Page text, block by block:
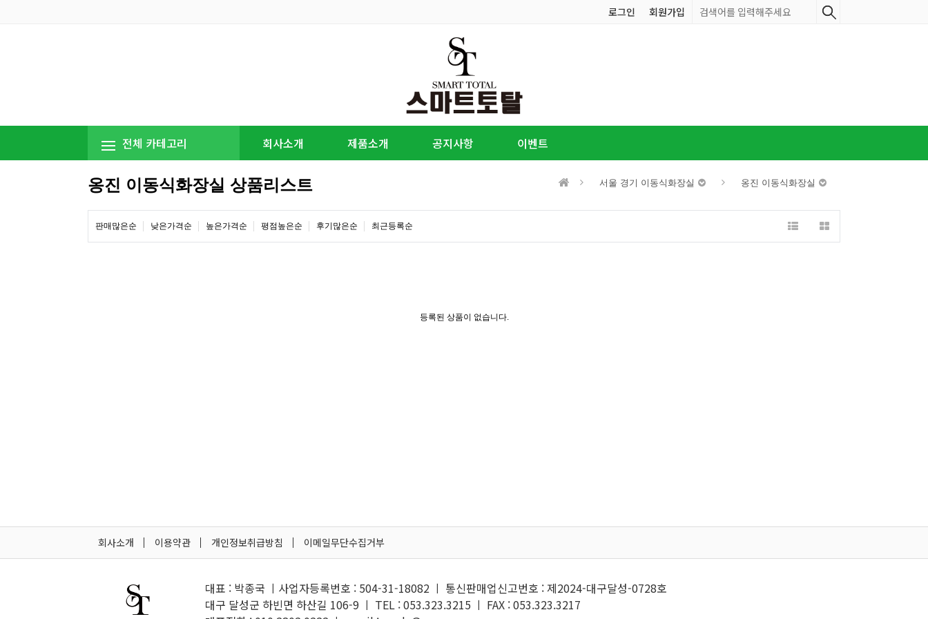
로그인 회원가입
전체 카테고리 회사소개 제품소개 공지사항 이벤트
옹진 이동식화장실 상품리스트 서울 경기 이동식화장실 옹진 이동식화장실
판매많은순 낮은가격순 높은가격순 평점높은순 후기많은순 최근등록순
등록된 상품이 없습니다.
회사소개 이용약관 개인정보취급방침 이메일무단수집거부
대표 : 박종국 ㅣ사업자등록번호 : 504-31-18082 ㅣ 통신판매업신고번호 : 제2024-대구달성-0728호
대구 달성군 하빈면 하산길 106-9 ㅣ TEL : 053.323.3215 ㅣ FAX : 053.323.3217